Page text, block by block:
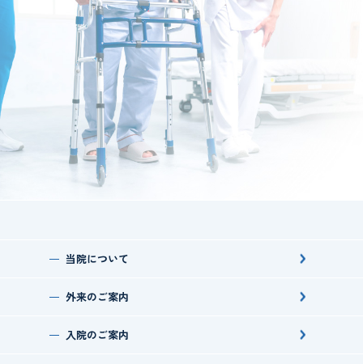
当院について
外来のご案内
入院のご案内